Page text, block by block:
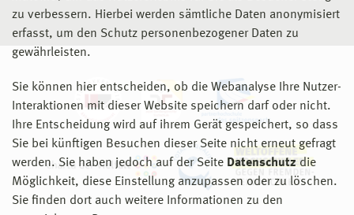
zu verbessern. Hierbei werden sämtliche Daten anonymisiert
erfasst, um den Schutz personenbezogener Daten zu
gewährleisten.
Sie können hier entscheiden, ob die Webanalyse Ihre Nutzer-
Interaktionen mit dieser Website speichern darf oder nicht.
Ihre Entscheidung wird auf ihrem Gerät gespeichert, so dass
Sie bei künftigen Besuchen dieser Seite nicht erneut gefragt
werden. Sie haben jedoch auf der Seite Datenschutz die
Möglichkeit, diese Einstellung anzupassen oder zu löschen.
Sie finden dort auch weitere Informationen zu den
Baustelle mit archäologischen Befunden
Baustellenbesichtigung Neptungrotte im Park Sanssouci, 1751-
57